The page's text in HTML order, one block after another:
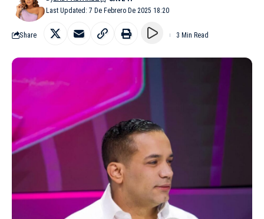
Last Updated: 7 De Febrero De 2025 18:20
Share 3 Min Read